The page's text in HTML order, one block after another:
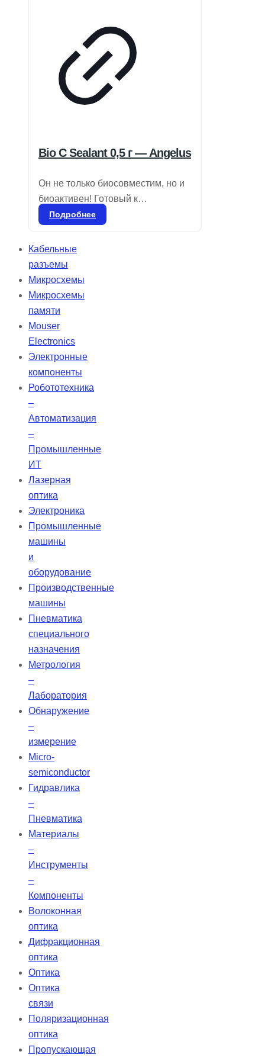
поддержку благодаря специально
разработанному аккумулятору.
Bio C Sealant 0,5 г — Angelus
Он не только биосовместим, но и
биоактивен! Готовый к
применению биокерамический
корневых каналов. Состав:
силикаты кальция, алюминат
кальция, оксид кальция, оксид
циркония, оксид железа, диоксид
кремния и диспергирующий агент.
Bio-C Sealer — бессмольный
цемент, который обеспечивает
высокую биосовместимость и
упрощает очистку пульпарной
камеры после эндодонтической
Подробнее
Кабельные
разъемы
Микросхемы
Микросхемы
памяти
Mouser
Electronics
Электронные
компоненты
Робототехника
–
Автоматизация
–
Промышленные
ИТ
Лазерная
оптика
Электроника
Промышленные
машины
и
оборудование
Производственные
машины
Пневматика
специального
назначения
Метрология
–
Лаборатория
Обнаружение
–
измерение
Micro-
semiconductor
Гидравлика
–
Пневматика
Материалы
–
Инструменты
–
Компоненты
Волоконная
оптика
Дифракционная
оптика
Оптика
Оптика
связи
Поляризационная
оптика
Пропускающая